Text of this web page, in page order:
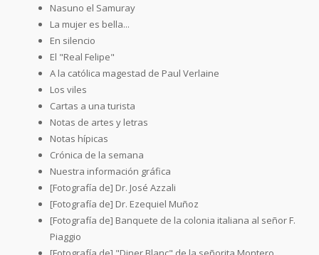
Nasuno el Samuray
La mujer es bella...
En silencio
El "Real Felipe"
A la católica magestad de Paul Verlaine
Los viles
Cartas a una turista
Notas de artes y letras
Notas hípicas
Crónica de la semana
Nuestra información gráfica
[Fotografía de] Dr. José Azzali
[Fotografía de] Dr. Ezequiel Muñoz
[Fotografía de] Banquete de la colonia italiana al señor F.
Piaggio